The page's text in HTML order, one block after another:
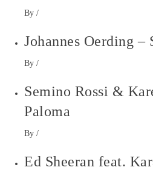
By /
Johannes Oerding –
By /
Semino Rossi &
Paloma
By /
Ed Sheeran feat.